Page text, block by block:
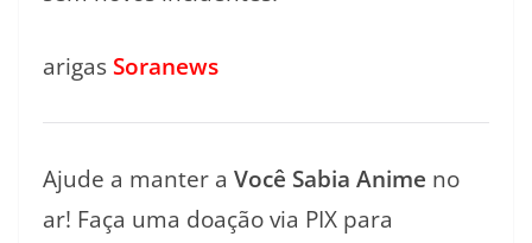
arigas Soranews
Ajude a manter a Você Sabia Anime no
ar! Faça uma doação via PIX para